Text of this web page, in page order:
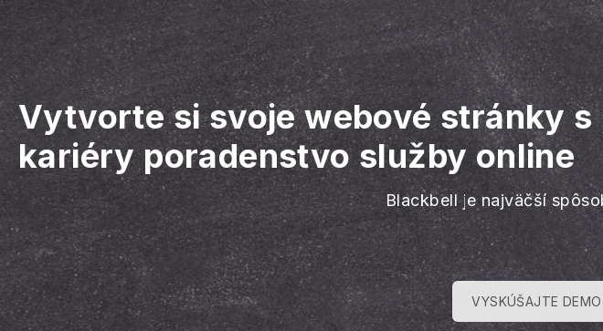
Vytvorte si svoje webové stránky s
kariéry poradenstvo služby online
Blackbell je najväčší
VYSKÚŠAJTE